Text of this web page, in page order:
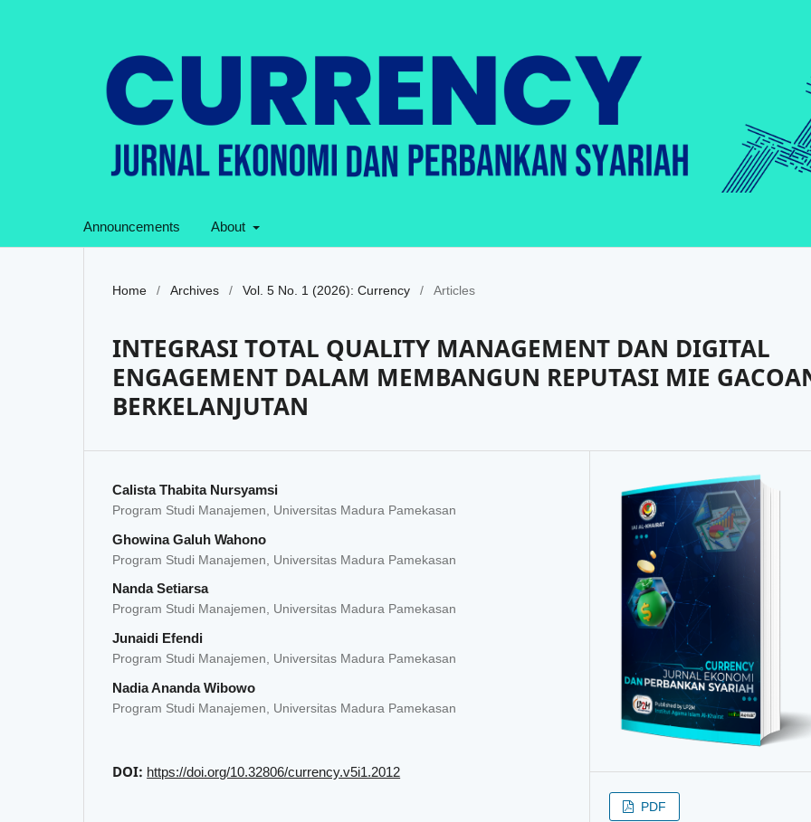
Announcements About
Home / Archives / Vol. 5 No. 1 (2026): Currency / Articles
INTEGRASI TOTAL QUALITY MANAGEMENT DAN DIGITAL
ENGAGEMENT DALAM MEMBANGUN REPUTASI MIE
BERKELANJUTAN
Calista Thabita Nursyamsi
Program Studi Manajemen, Universitas Madura Pamekasan
Ghowina Galuh Wahono
Program Studi Manajemen, Universitas Madura Pamekasan
Nanda Setiarsa
Program Studi Manajemen, Universitas Madura Pamekasan
Junaidi Efendi
Program Studi Manajemen, Universitas Madura Pamekasan
Nadia Ananda Wibowo
Program Studi Manajemen, Universitas Madura Pamekasan
DOI: https://doi.org/10.32806/currency.v5i1.2012
PDF